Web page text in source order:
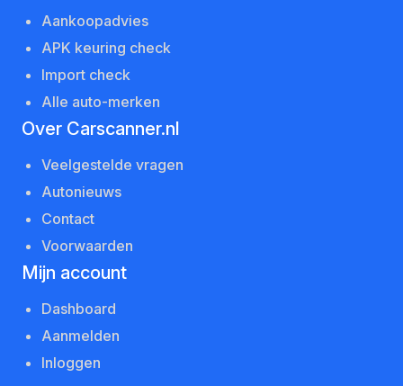
Aankoopadvies
APK keuring check
Import check
Alle auto-merken
Over Carscanner.nl
Veelgestelde vragen
Autonieuws
Contact
Voorwaarden
Mijn account
Dashboard
Aanmelden
Inloggen